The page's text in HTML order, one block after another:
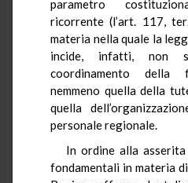
parametro
ricorrente (l’art. 117,
materia nella quale la
incide, infatti, non
coordinamento della
nemmeno quella della
quella
personale regionale.
In ordine alla
fondamentali in materia